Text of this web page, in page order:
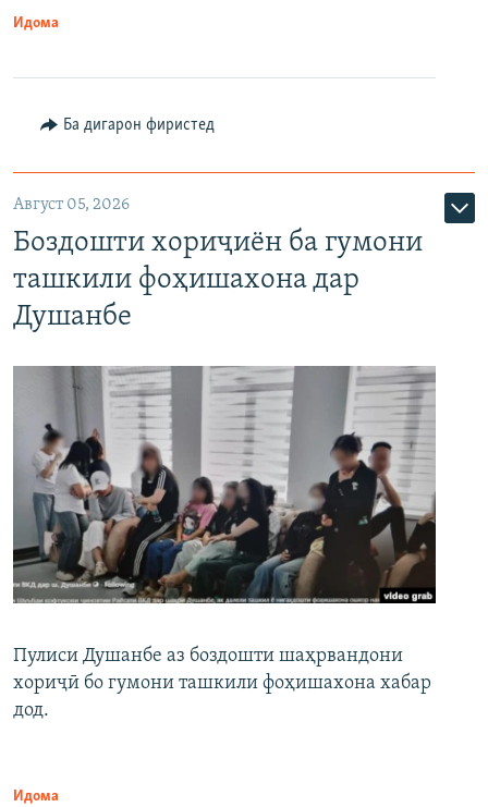
Идома
Ба дигарон фиристед
Август 05, 2026
Боздошти хориҷиён ба гумони
ташкили фоҳишахона дар
Душанбе
Пулиси Душанбе аз боздошти шаҳрвандони
хориҷӣ бо гумони ташкили фоҳишахона хабар
дод.
Идома